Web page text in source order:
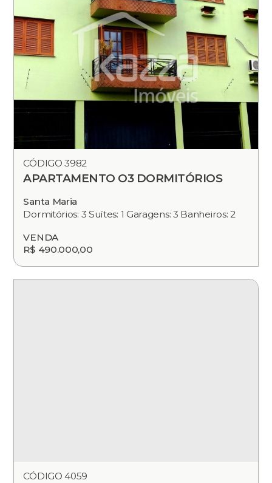
CÓDIGO 3982
APARTAMENTO O3 DORMITÓRIOS
Santa Maria
Dormitórios: 3 Suítes: 1 Garagens: 3 Banheiros: 2
VENDA
R$ 490.000,00
CÓDIGO 4059